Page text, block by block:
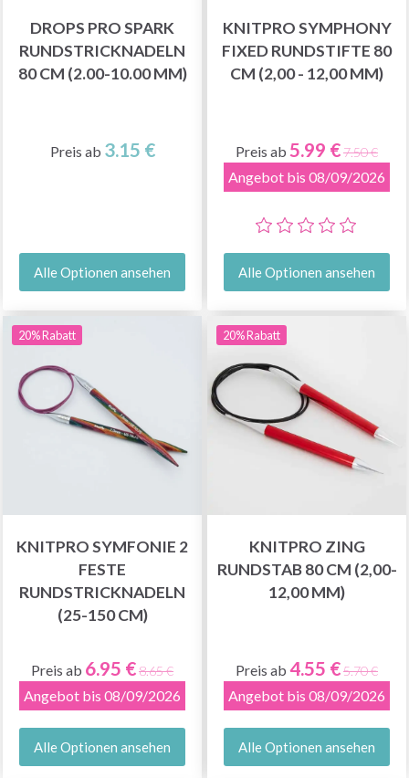
DROPS PRO SPARK
RUNDSTRICKNADELN
80 CM (2.00-10.00 MM)
Preis ab 3.15 €
Alle Optionen ansehen
KNITPRO SYMPHONY
FIXED RUNDSTIFTE 80
CM (2,00 - 12,00 MM)
Preis ab 5.99 €7.50 €
Angebot bis 08/09/2026
Alle Optionen ansehen
20% Rabatt
KNITPRO SYMFONIE 2
FESTE
RUNDSTRICKNADELN
(25-150 CM)
Preis ab 6.95 €8.65 €
Angebot bis 08/09/2026
Alle Optionen ansehen
20% Rabatt
KNITPRO ZING
RUNDSTAB 80 CM (2,00-
12,00 MM)
Preis ab 4.55 €5.70 €
Angebot bis 08/09/2026
Alle Optionen ansehen